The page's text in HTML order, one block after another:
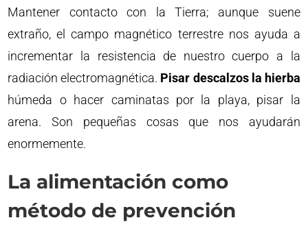
Mantener contacto con la Tierra; aunque suene
extraño, el campo magnético terrestre nos ayuda a
incrementar la resistencia de nuestro cuerpo a la
radiación electromagnética. Pisar descalzos la hierba
húmeda o hacer caminatas por la playa, pisar la
arena. Son pequeñas cosas que nos ayudarán
enormemente.
La alimentación como
método de prevención